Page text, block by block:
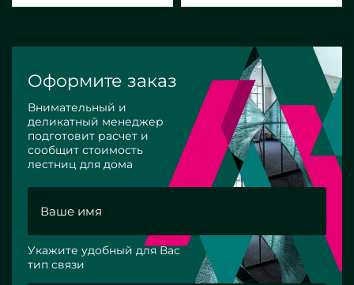
Оформите заказ
Внимательный и
деликатный менеджер
подготовит расчет и
сообщит стоимость
лестниц для дома
Укажите удобный для Вас
тип связи